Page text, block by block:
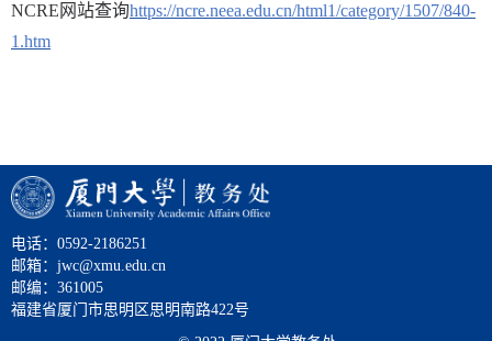
NCRE网站查询https://ncre.neea.edu.cn/html1/category/1507/840-
1.htm
电话：0592-2186251
邮箱：jwc@xmu.edu.cn
邮编：361005
福建省厦门市思明区思明南路422号